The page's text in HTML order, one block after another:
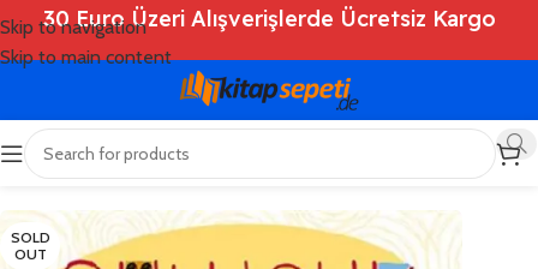
Skip to navigation
Skip to main content
30 Euro Üzeri Alışverişlerde Ücretsiz Kargo
Ana Sayfa Shop
SOLD
OUT